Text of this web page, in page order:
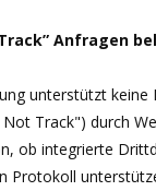
Anfragen
unterstützt keine
Track") durch
ob integrierte
Protokoll